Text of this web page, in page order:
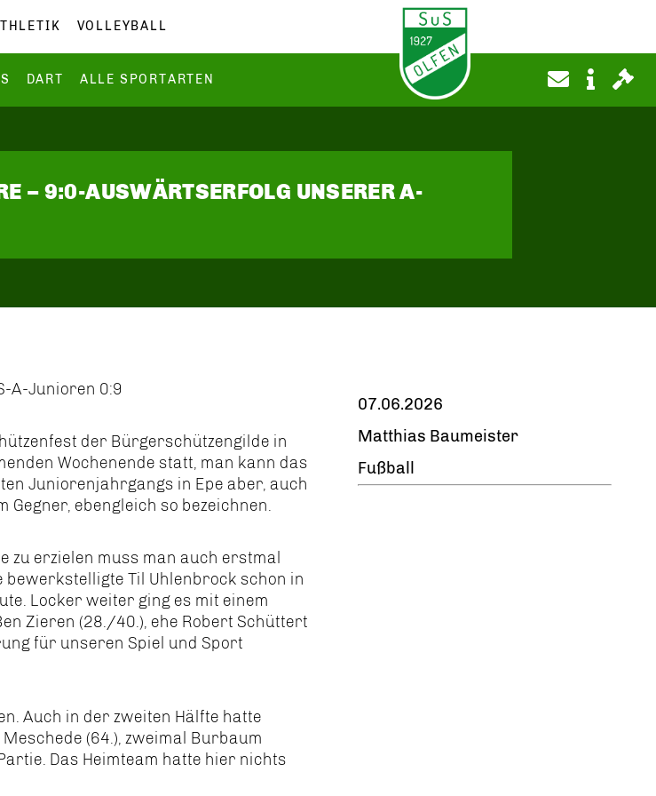
VOLLEYBALL
DART ALLE SPORTARTEN
– 9:0-AUSWÄRTSERFOLG UNSERER A-
A-Junioren 0:9
der Bürgerschützengilde in
Wochenende statt, man kann das
Juniorenjahrgangs in Epe aber, auch
Gegner, ebengleich so bezeichnen.
zu erzielen muss man auch erstmal
bewerkstelligte Til Uhlenbrock schon in
Locker weiter ging es mit einem
Zieren (28./40.), ehe Robert Schüttert
für unseren Spiel und Sport
Auch in der zweiten Hälfte hatte
(64.), zweimal Burbaum
Das Heimteam hatte hier nichts
07.06.2026
Matthias Baumeister
Fußball